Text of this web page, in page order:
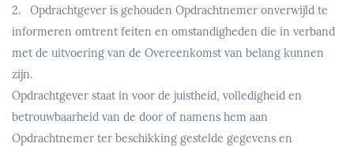
2. Opdrachtgever is gehouden Opdrachtnemer onverwijld te
informeren omtrent feiten en omstandigheden die in verband
met de uitvoering van de Overeenkomst van belang kunnen
zijn.
Opdrachtgever staat in voor de juistheid, volledigheid en
betrouwbaarheid van de door of namens hem aan
Opdrachtnemer ter beschikking gestelde gegevens en